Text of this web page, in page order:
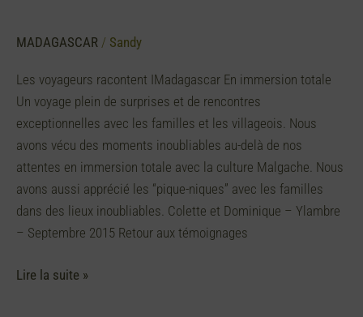
MADAGASCAR / Sandy
Les voyageurs racontent IMadagascar En immersion totale
Un voyage plein de surprises et de rencontres
exceptionnelles avec les familles et les villageois. Nous
avons vécu des moments inoubliables au-delà de nos
attentes en immersion totale avec la culture Malgache. Nous
avons aussi apprécié les “pique-niques” avec les familles
dans des lieux inoubliables. Colette et Dominique – Ylambre
– Septembre 2015 Retour aux témoignages
Lire la suite »